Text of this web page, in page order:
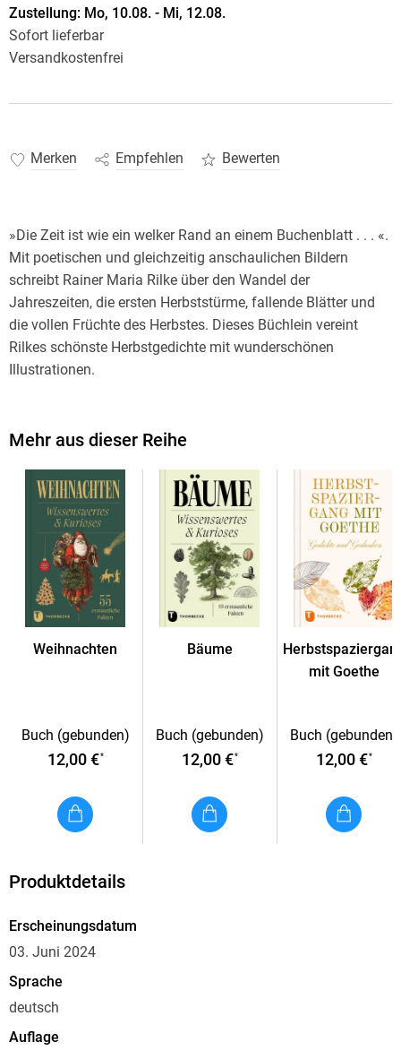
Zustellung: Mo, 10.08. - Mi, 12.08.
Sofort lieferbar
Versandkostenfrei
Merken Empfehlen Bewerten
»Die Zeit ist wie ein welker Rand an einem Buchenblatt . . . «.
Mit poetischen und gleichzeitig anschaulichen Bildern
schreibt Rainer Maria Rilke über den Wandel der
Jahreszeiten, die ersten Herbststürme, fallende Blätter und
die vollen Früchte des Herbstes. Dieses Büchlein vereint
Rilkes schönste Herbstgedichte mit wunderschönen
Illustrationen.
Mehr aus dieser Reihe
Weihnachten
Buch (gebunden)
12,00 €*
Bäume
Buch (gebunden)
12,00 €*
mit Goethe
Buch (gebunden)
12,00 €*
Produktdetails
Erscheinungsdatum
03. Juni 2024
Sprache
deutsch
Auflage